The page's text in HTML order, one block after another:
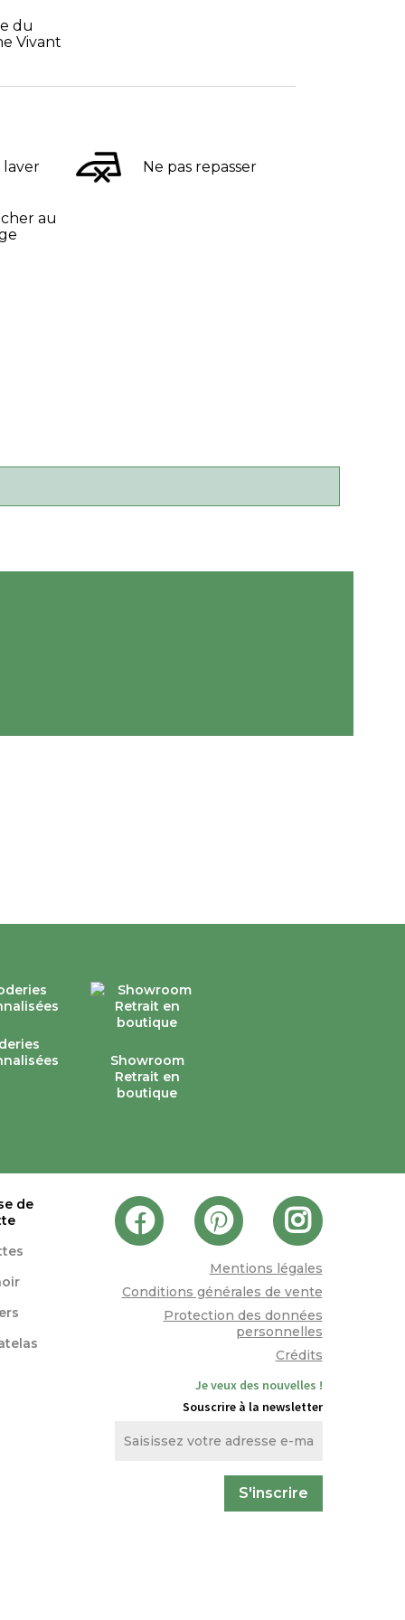
du
Vivant
laver Ne pas repasser
au
Showroom
Retrait en
boutique
de
Mentions légales
Conditions générales de vente
Protection des données
personnelles
Crédits
Je veux des nouvelles !
Souscrire à la newsletter